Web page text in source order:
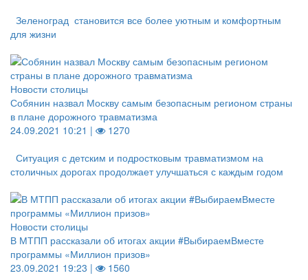
Зеленоград становится все более уютным и комфортным
для жизни
Новости столицы
Собянин назвал Москву самым безопасным регионом страны
в плане дорожного травматизма
24.09.2021 10:21 |
1270
Ситуация с детским и подростковым травматизмом на
столичных дорогах продолжает улучшаться с каждым годом
Новости столицы
В МТПП рассказали об итогах акции #ВыбираемВместе
программы «Миллион призов»
23.09.2021 19:23 |
1560